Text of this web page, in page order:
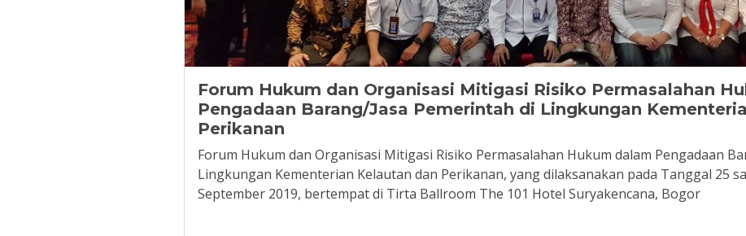
Forum Hukum dan Organisasi Mitigasi Risiko Permasalahan
Pengadaan Barang/Jasa Pemerintah di Lingkungan
Perikanan
Forum Hukum dan Organisasi Mitigasi Risiko Permasalahan Hukum dalam Pengadaan
Lingkungan Kementerian Kelautan dan Perikanan, yang dilaksanakan pada Tanggal 25
September 2019, bertempat di Tirta Ballroom The 101 Hotel Suryakencana, Bogor